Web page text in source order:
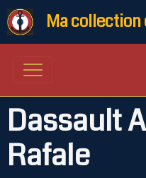
Ma
Dassault
Rafale